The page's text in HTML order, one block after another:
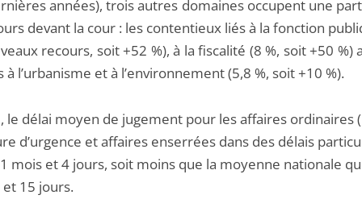
années), trois autres domaines occupent une
devant la cour : les contentieux liés à la fonction
recours, soit +52 %), à la fiscalité (8 %, soit +50 %)
à l’urbanisme et à l’environnement (5,8 %, soit +10 %).
le délai moyen de jugement pour les affaires ordinaires
d’urgence et affaires enserrées dans des délais
mois et 4 jours, soit moins que la moyenne nationale
15 jours.